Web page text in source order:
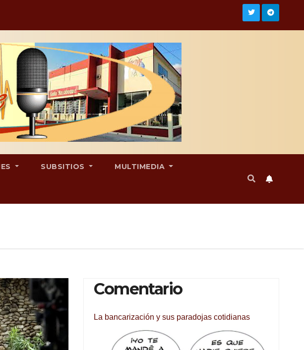
SUBSITIOS MULTIMEDIA
Comentario
La bancarización y sus paradojas cotidianas